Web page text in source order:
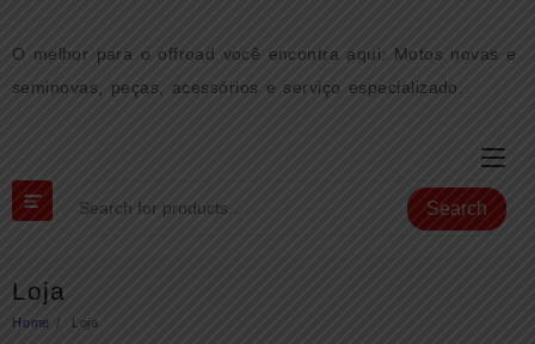
content
O melhor para o offroad você encontra aqui: Motos novas e
seminovas, peças, acessórios e serviço especializado.
Search
Loja
Home Loja